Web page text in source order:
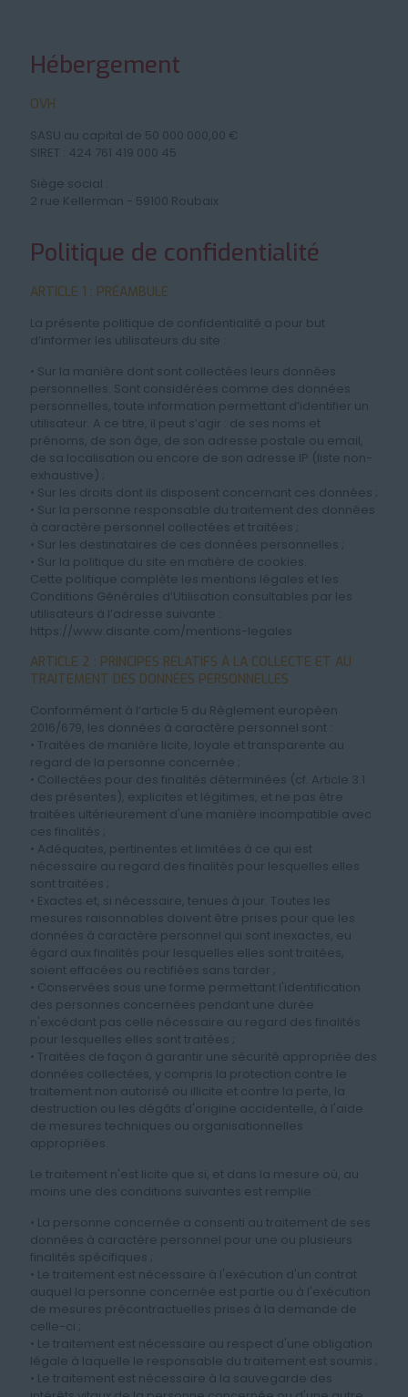
Hébergement
OVH
SASU au capital de 50 000 000,00 €
SIRET : 424 761 419 000 45
Siège social :
2 rue Kellerman - 59100 Roubaix
Politique de confidentialité
ARTICLE 1 : PRÉAMBULE
La présente politique de confidentialité a pour but
d’informer les utilisateurs du site :
• Sur la manière dont sont collectées leurs données
personnelles. Sont considérées comme des données
personnelles, toute information permettant d’identifier un
utilisateur. A ce titre, il peut s’agir : de ses noms et
prénoms, de son âge, de son adresse postale ou email,
de sa localisation ou encore de son adresse IP (liste non-
exhaustive) ;
• Sur les droits dont ils disposent concernant ces données ;
• Sur la personne responsable du traitement des données
à caractère personnel collectées et traitées ;
• Sur les destinataires de ces données personnelles ;
• Sur la politique du site en matière de cookies.
Cette politique complète les mentions légales et les
Conditions Générales d’Utilisation consultables par les
utilisateurs à l’adresse suivante :
https://www.disante.com/mentions-legales
ARTICLE 2 : PRINCIPES RELATIFS À LA COLLECTE ET AU
TRAITEMENT DES DONNÉES PERSONNELLES
Conformément à l’article 5 du Règlement européen
2016/679, les données à caractère personnel sont :
• Traitées de manière licite, loyale et transparente au
regard de la personne concernée ;
• Collectées pour des finalités déterminées (cf. Article 3.1
des présentes), explicites et légitimes, et ne pas être
traitées ultérieurement d'une manière incompatible avec
ces finalités ;
• Adéquates, pertinentes et limitées à ce qui est
nécessaire au regard des finalités pour lesquelles elles
sont traitées ;
• Exactes et, si nécessaire, tenues à jour. Toutes les
mesures raisonnables doivent être prises pour que les
données à caractère personnel qui sont inexactes, eu
égard aux finalités pour lesquelles elles sont traitées,
soient effacées ou rectifiées sans tarder ;
• Conservées sous une forme permettant l'identification
des personnes concernées pendant une durée
n'excédant pas celle nécessaire au regard des finalités
pour lesquelles elles sont traitées ;
• Traitées de façon à garantir une sécurité appropriée des
données collectées, y compris la protection contre le
traitement non autorisé ou illicite et contre la perte, la
destruction ou les dégâts d'origine accidentelle, à l'aide
de mesures techniques ou organisationnelles
appropriées.
Le traitement n'est licite que si, et dans la mesure où, au
moins une des conditions suivantes est remplie :
• La personne concernée a consenti au traitement de ses
données à caractère personnel pour une ou plusieurs
finalités spécifiques ;
• Le traitement est nécessaire à l'exécution d'un contrat
auquel la personne concernée est partie ou à l'exécution
de mesures précontractuelles prises à la demande de
celle-ci ;
• Le traitement est nécessaire au respect d'une obligation
légale à laquelle le responsable du traitement est soumis ;
• Le traitement est nécessaire à la sauvegarde des